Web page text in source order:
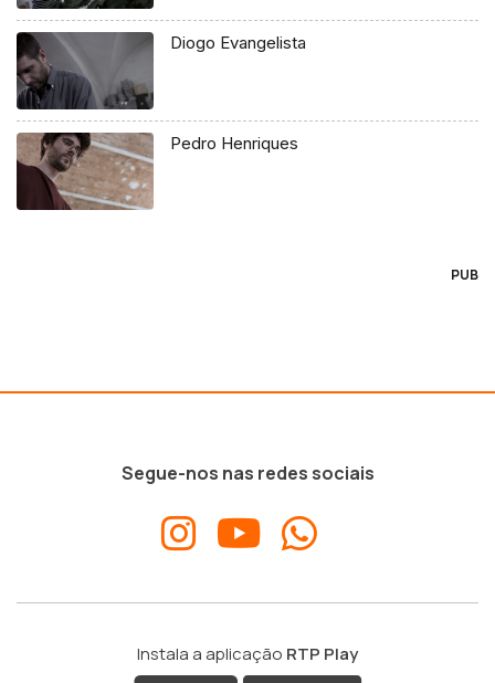
Diogo Evangelista
Pedro Henriques
PUB
Segue-nos nas redes sociais
Instala a aplicação RTP Play